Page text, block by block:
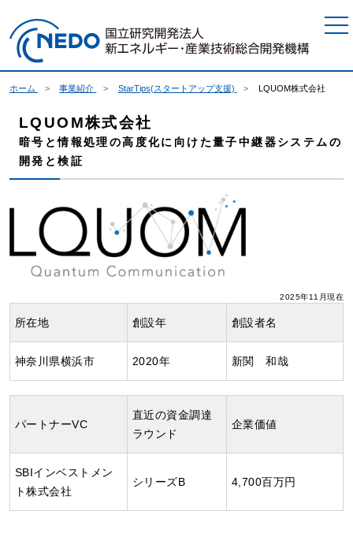
ホーム 事業紹介 StarTips(スタートアップ支援) LQUOM株式会社
LQUOM株式会社
暗号と情報処理の高度化に向けた量子中継器システムの
開発と検証
2025年11月現在
所在地 創設年 創設者名
神奈川県横浜市 2020年 新関 和哉
パートナーVC
直近の資金調達
ラウンド
企業価値
SBIインベストメン
ト株式会社
シリーズB 4,700百万円